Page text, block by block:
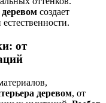
создает
от
деревом, от